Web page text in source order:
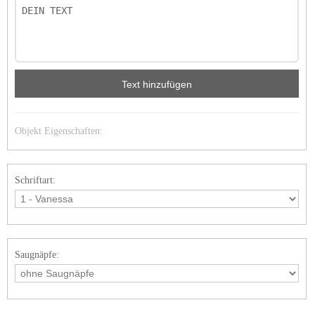
Text hinzufügen
Objekt Eigenschaften:
Schriftart:
Saugnäpfe: